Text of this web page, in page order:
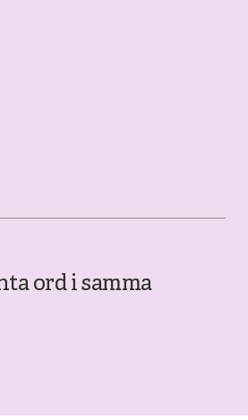
ord i samma